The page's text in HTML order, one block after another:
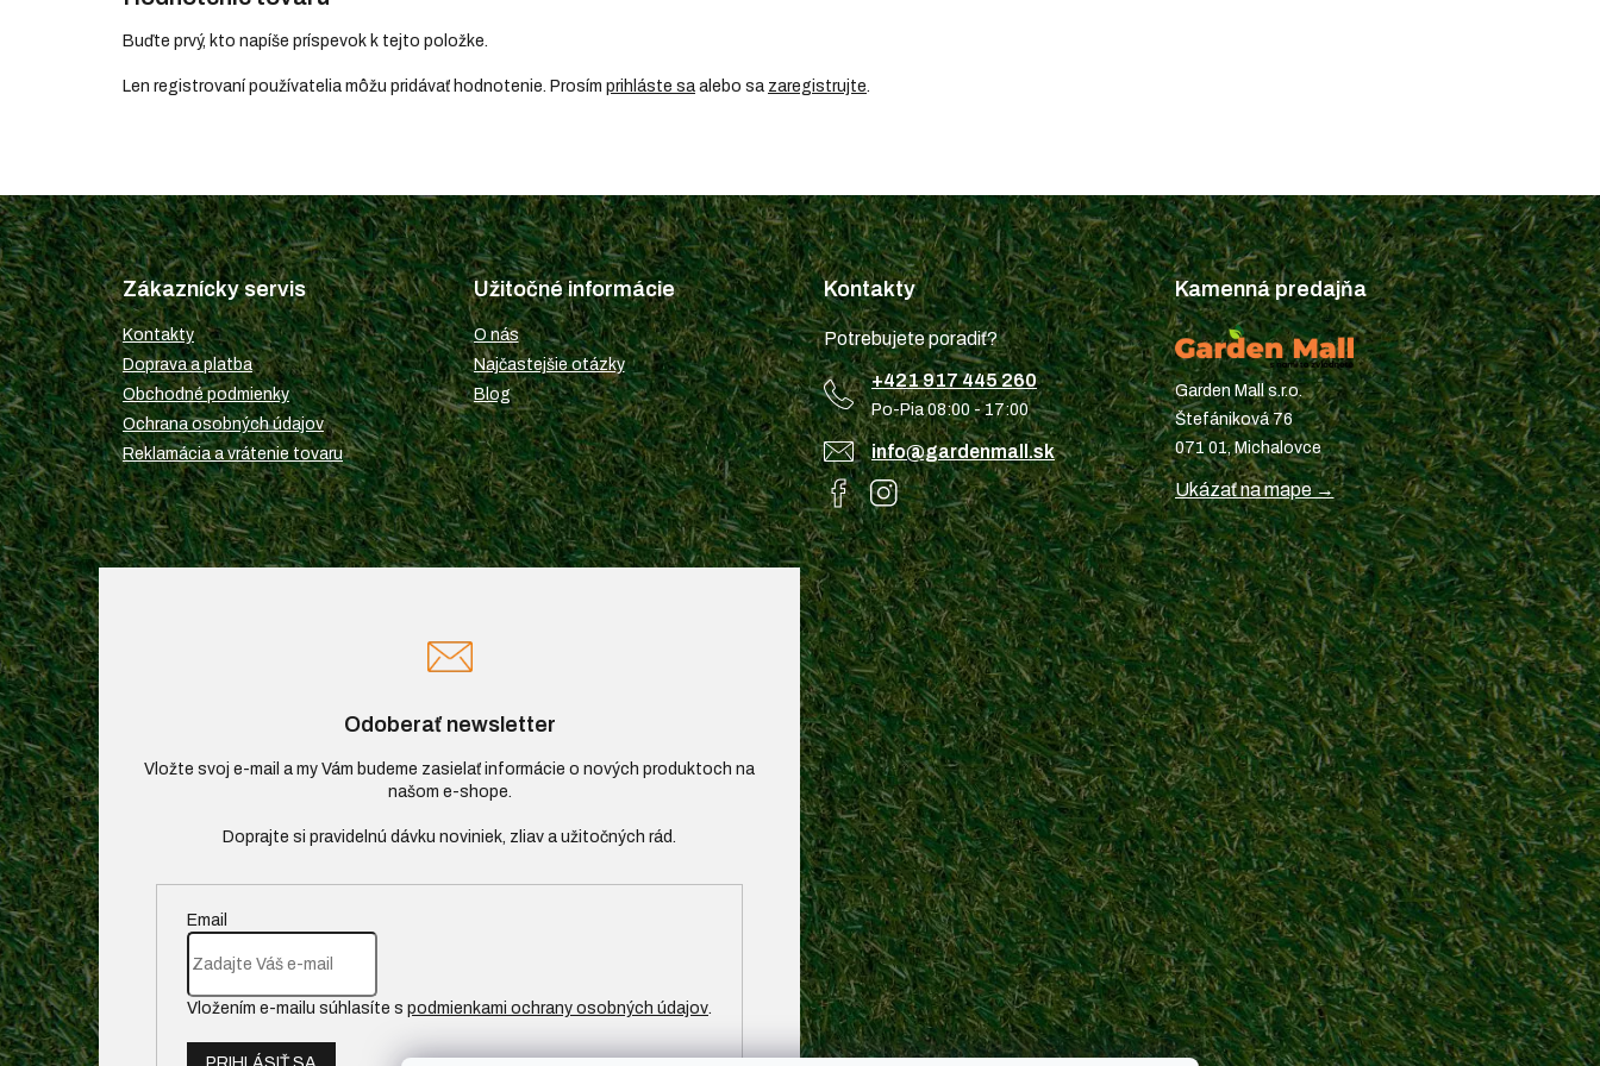
Buďte prvý, kto napíše príspevok k tejto položke.
Len registrovaní používatelia môžu pridávať hodnotenie. Prosím prihláste sa alebo sa zaregistrujte
Z
á
p
ä
t
i
e
Zákaznícky servis
Kontakty
Doprava a platba
Obchodné podmienky
Ochrana osobných údajov
Reklamácia a vrátenie tovaru
Užitočné informácie
O nás
Najčastejšie otázky
Blog
Kontakty
Potrebujete poradiť?
+421 917 445 260
Po-Pia 08:00 - 17:00
info@gardenmall.sk
Kamenná predajňa
Garden Mall s.r.o.
Štefániková 76
071 01, Michalovce
Ukázať na mape →
Odoberať newsletter
Vložte svoj e-mail a my Vám budeme zasielať informácie o nových produktoch na
našom e-shope.
Email
Vložením e-mailu súhlasíte s podmienkami ochrany osobných údajov